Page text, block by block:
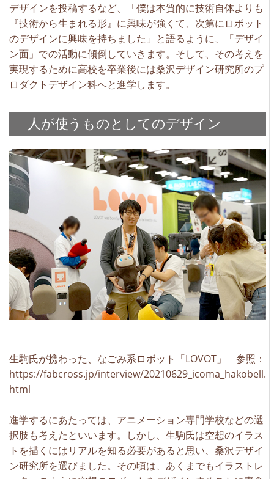
デザインを投稿するなど、「僕は本質的に技術自体よりも
『技術から生まれる形』に興味が強くて、次第にロボット
のデザインに興味を持ちました」と語るように、「デザイ
ン面」での活動に傾倒していきます。そして、その考えを
実現するために高校を卒業後には桑沢デザイン研究所のプ
ロダクトデザイン科へと進学します。
人が使うものとしてのデザイン
生駒氏が携わった、なごみ系ロボット「LOVOT」 参照：
https://fabcross.jp/interview/20210629_icoma_hakobell.
html
進学するにあたっては、アニメーション専門学校などの選
択肢も考えたといいます。しかし、生駒氏は空想のイラス
トを描くにはリアルを知る必要があると思い、桑沢デザイ
ン研究所を選びました。その頃は、あくまでもイラストレ